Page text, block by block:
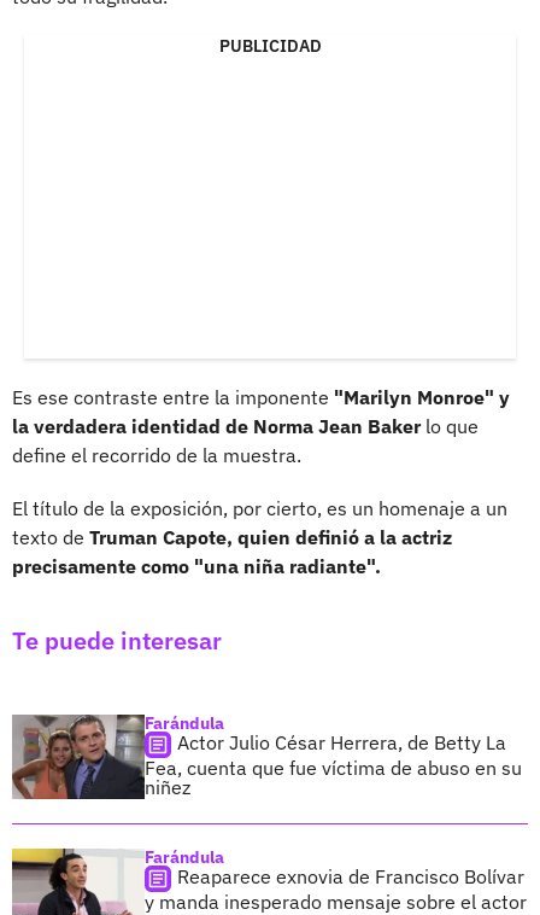
PUBLICIDAD
Es ese contraste entre la imponente "Marilyn Monroe" y
la verdadera identidad de Norma Jean Bakerlo que
define el recorrido de la muestra.
El título de la exposición, por cierto, es un homenaje a un
texto de Truman Capote, quien definió a la actriz
precisamente como "una niña radiante".
Te puede interesar
Farándula
Actor Julio César Herrera, de Betty La
Fea, cuenta que fue víctima de abuso en su
niñez
Farándula
Reaparece exnovia de Francisco Bolívar
y manda inesperado mensaje sobre el actor